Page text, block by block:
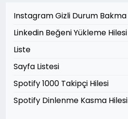
Instagram Gizli Durum Bakma
Linkedin Beğeni Yükleme Hilesi
Liste
Sayfa Listesi
Spotify 1000 Takipçi Hilesi
Spotify Dinlenme Kasma Hilesi